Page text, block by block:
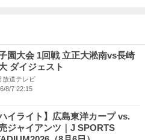
園大会 1回戦 立正大淞南vs長崎
ダイジェスト
放送テレビ
8/7 22:15
ハイライト】広島東洋カープ vs.
ジャイアンツ｜J SPORTS